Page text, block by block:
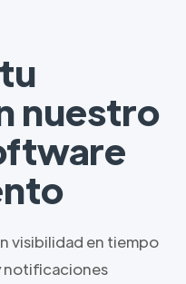
nuestro
visibilidad en tiempo
notificaciones